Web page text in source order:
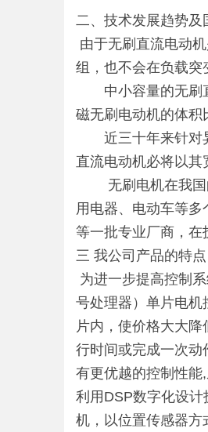
二、技术发展趋势及
由于无刷直流电动
组，也不会在负载突
中小容量的无刷直
磁无刷电动机的体积
近三十年来针对异
直流电动机必将以其
无刷电机在我国的
用电器、电动车等
等一批专业厂商，在
三 我公司产品的特点
为进一步提高控制
号处理器）单片电
片内，使价格大大
行时间或完成一次
有更优越的控制性能
利用DSP数字化设
机，以位置传感器